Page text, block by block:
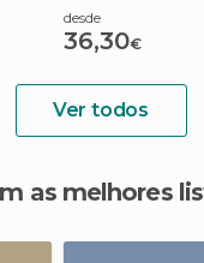
desde
36,30€
Ver todos